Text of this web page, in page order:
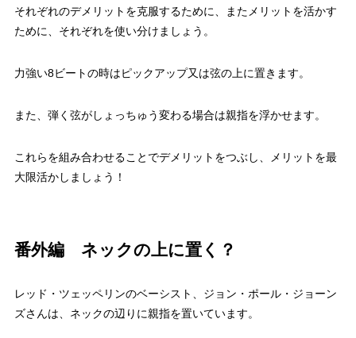
それぞれのデメリットを克服するために、またメリットを活かす
ために、それぞれを使い分けましょう。
力強い8ビートの時はピックアップ又は弦の上に置きます。
また、弾く弦がしょっちゅう変わる場合は親指を浮かせます。
これらを組み合わせることでデメリットをつぶし、メリットを最
大限活かしましょう！
番外編 ネックの上に置く？
レッド・ツェッペリンのベーシスト、ジョン・ポール・ジョーン
ズさんは、ネックの辺りに親指を置いています。